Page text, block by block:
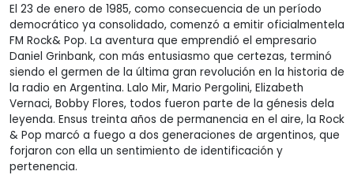
El 23 de enero de 1985, como consecuencia de un período
democrático ya consolidado, comenzó a emitir oficialmentela
FM Rock& Pop. La aventura que emprendió el empresario
Daniel Grinbank, con más entusiasmo que certezas, terminó
siendo el germen de la última gran revolución en la historia de
la radio en Argentina. Lalo Mir, Mario Pergolini, Elizabeth
Vernaci, Bobby Flores, todos fueron parte de la génesis dela
leyenda. Ensus treinta años de permanencia en el aire, la Rock
& Pop marcó a fuego a dos generaciones de argentinos, que
forjaron con ella un sentimiento de identificación y
pertenencia.